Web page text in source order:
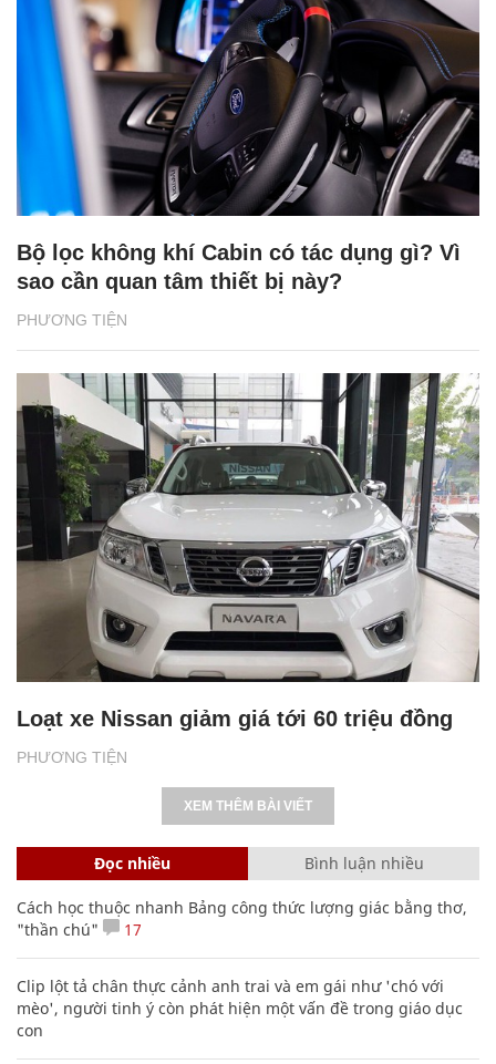
PHƯƠNG TIỆN
Bộ lọc không khí Cabin có tác dụng gì? Vì
sao cần quan tâm thiết bị này?
PHƯƠNG TIỆN
Loạt xe Nissan giảm giá tới 60 triệu đồng
XEM THÊM BÀI VIẾT
Đọc nhiều Bình luận nhiều
Cách học thuộc nhanh Bảng công thức lượng giác bằng thơ,
"thần chú"
17
Clip lột tả chân thực cảnh anh trai và em gái như 'chó với
mèo', người tinh ý còn phát hiện một vấn đề trong giáo dục
con